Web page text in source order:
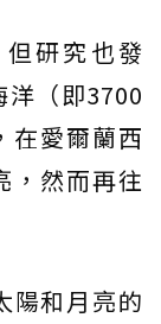
研究也發
（即3700
在愛爾蘭西
，然而再往
陽和月亮的